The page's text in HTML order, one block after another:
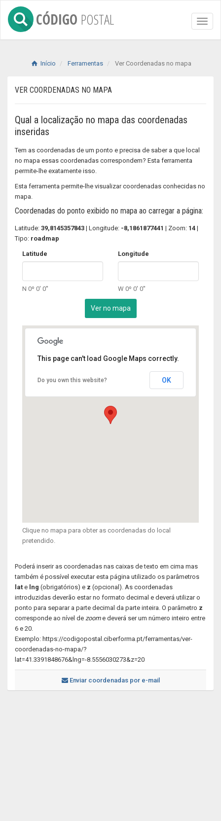
Toggle
CÓDIGO POSTAL
Início Ferramentas Ver Coordenadas no mapa
VER COORDENADAS NO MAPA
Qual a localização no mapa das coordenadas
inseridas
Tem as coordenadas de um ponto e precisa de saber a que local
no mapa essas coordenadas correspondem? Esta ferramenta
permite-lhe exatamente isso.
Esta ferramenta permite-lhe visualizar coordenadas conhecidas no
mapa.
Coordenadas do ponto exibido no mapa ao carregar a página:
Latitude: 39,8145357843 | Longitude: -8,1861877441 | Zoom: 14 |
Tipo: roadmap
Latitude
N 0º 0' 0''
Longitude
W 0º 0' 0''
This page can't load Google Maps correctly.
Do you own this website? OK
Clique no mapa para obter as coordenadas do local
pretendido.
Poderá inserir as coordenadas nas caixas de texto em cima mas
também é possível executar esta página utilizado os parâmetros
lat e lng (obrigatórios) e z (opcional). As coordenadas
introduzidas deverão estar no formato decimal e deverá utilizar o
ponto para separar a parte decimal da parte inteira. O parâmetro z
corresponde ao nível de zoome deverá ser um número inteiro entre
6 e 20.
Exemplo: https://codigopostal.ciberforma.pt/ferramentas/ver-
coordenadas-no-mapa/?
lat=41.3391848676&lng=-8.5556030273&z=20
Enviar coordenadas por e-mail